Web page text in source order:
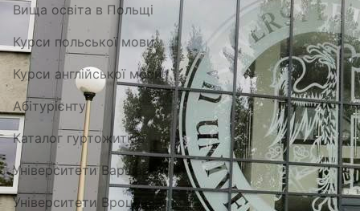
Вища освіта в Польщі
Курси польської мови
Курси англійської мови
Абітурієнту
Каталог гуртожитків
Університети Варшави
Університети Вроцлава